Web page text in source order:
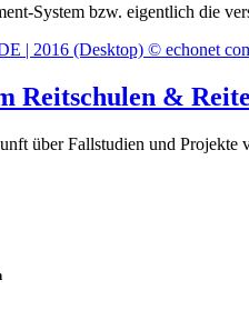
System bzw. eigentlich die
Reitschulen &
über Fallstudien und Projekte